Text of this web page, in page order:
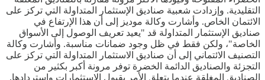
التقليدية. وإزدادت شعبية صناديق الإستثمار المتداولة التي تركز على
الائتمان الخاص. وأشارت وكالة موديز إلى أن هذا الإرتفاع في
صناديق الإستثمار المتداولة قد "يعيد تعريف الوصول إلى الأسواق
الخاصة"، ولكن فقط في ظل وجود ضمانات مناسبة. وأشارت وكالة
التصنيف الائتماني إلى أن صناديق الاستثمار المتداولة التي تركز على
التجزئة والصناديق الدائمة الخضرة توفر مرونة أكبر بكثير من
الصناديق المغلقة عندما يتعلق الأمر بقبول الإستثمارات وإستردادها.